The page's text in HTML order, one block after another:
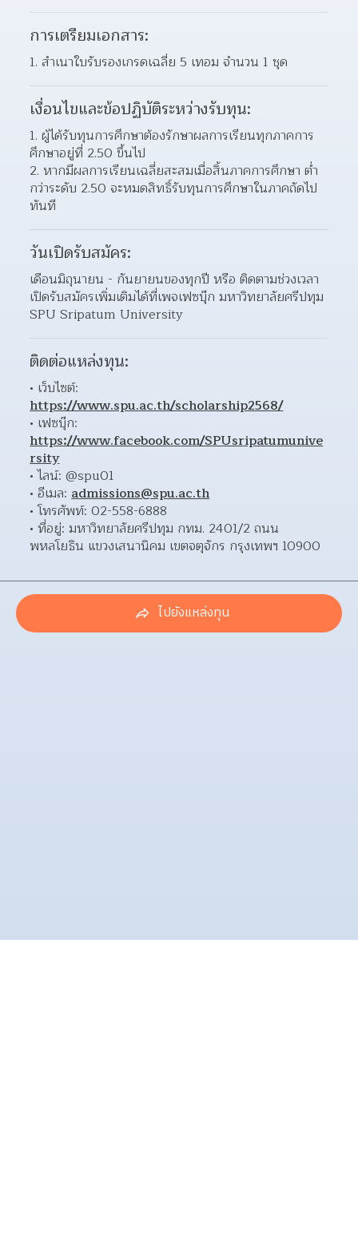
การเตรียมเอกสาร:
1. สำเนาใบรับรองเกรดเฉลี่ย 5 เทอม จำนวน 1 ชุด
เงื่อนไขและข้อปฏิบัติระหว่างรับทุน:
1. ผู้ได้รับทุนการศึกษาต้องรักษาผลการเรียนทุกภาคการ
ศึกษาอยู่ที่ 2.50 ขึ้นไป
2. หากมีผลการเรียนเฉลี่ยสะสมเมื่อสิ้นภาคการศึกษา ต่ำ
กว่าระดับ 2.50 จะหมดสิทธิ์รับทุนการศึกษาในภาคถัดไป
ทันที
วันเปิดรับสมัคร:
เดือนมิถุนายน - กันยายนของทุกปี หรือ ติดตามช่วงเวลา
เปิดรับสมัครเพิ่มเติมได้ที่เพจเฟซบุ๊ก มหาวิทยาลัยศรีปทุม
SPU Sripatum University
ติดต่อแหล่งทุน:
https://www.spu.ac.th/scholarship2568/
https://www.facebook.com/SPUsripatumunive
rsity
ไลน์: @spu01
อีเมล: admissions@spu.ac.th
โทรศัพท์: 02-558-6888
ที่อยู่: มหาวิทยาลัยศรีปทุม กทม. 2401/2 ถนน
พหลโยธิน แขวงเสนานิคม เขตจตุจักร กรุงเทพฯ 10900
ไปยังแหล่งทุน